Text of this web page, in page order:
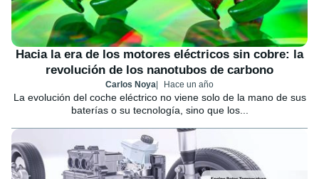
Hacia la era de los motores eléctricos sin cobre: la
revolución de los nanotubos de carbono
Carlos Noya Hace un año
La evolución del coche eléctrico no viene solo de la mano de sus
baterías o su tecnología, sino que los...